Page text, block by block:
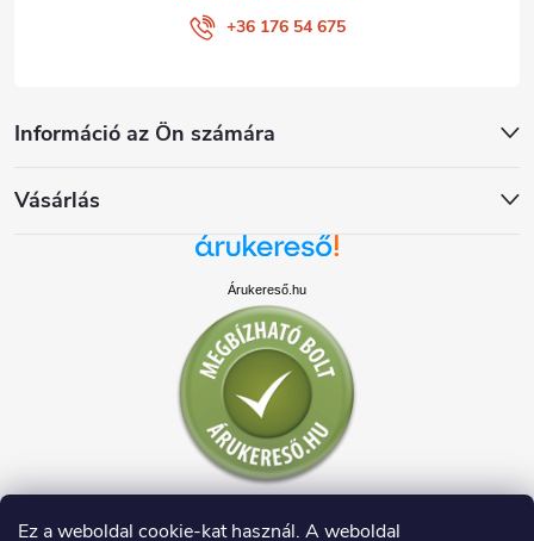
Ez a weboldal cookie-kat használ. A weboldal
Információ az Ön számára
Vásárlás
+36 176 54 675
Árukereső.hu